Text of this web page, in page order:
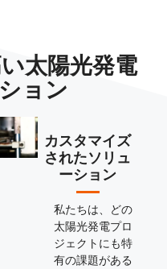
太陽光発電
ョン
カスタマイズ
されたソリュ
ーション
私たちは、どの
太陽光発電プロ
ジェクトにも特
有の課題がある